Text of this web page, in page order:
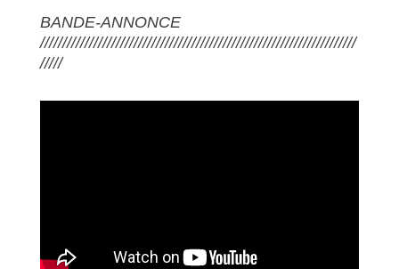
BANDE-ANNONCE
///////////////////////////////////////////////////////////////////////
/////